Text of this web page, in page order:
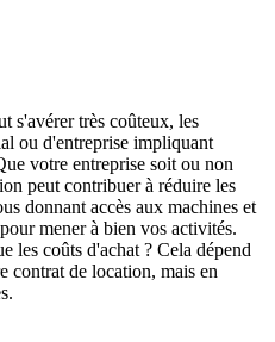
s'avérer très coûteux, les
ou d'entreprise impliquant
votre entreprise soit ou non
peut contribuer à réduire les
donnant accès aux machines et
mener à bien vos activités.
les coûts d'achat ? Cela dépend
contrat de location, mais en